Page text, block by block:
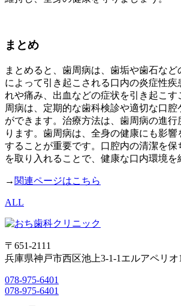
まとめ
まとめると、歯周病は、歯垢や歯石な
によって引き起こされる口内の炎症性
れや痛み、出血などの症状を引き起こす
周病は、定期的な歯科検診や適切な口腔
ができます。治療方法は、歯周病の進行
ります。歯周病は、全身の健康にも影
することが重要です。口腔内の清潔を保
を取り入れることで、健康な口内環境を
→ 関連ページはこちら
ALL
〒651-2111
兵庫県神戸市西区池上3-1-1エルアペリオ
078-975-6401
078-975-6401